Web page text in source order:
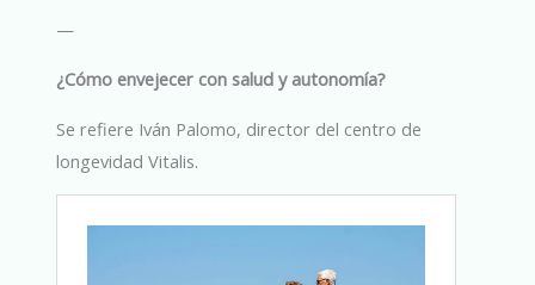
—
¿Cómo envejecer con salud y autonomía?
Se refiere Iván Palomo, director del centro de
longevidad Vitalis.